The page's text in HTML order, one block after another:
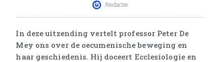
Redactie
In deze uitzending vertelt professor Peter De
Mey ons over de oecumenische beweging en
haar geschiedenis. Hij doceert Ecclesiologie en